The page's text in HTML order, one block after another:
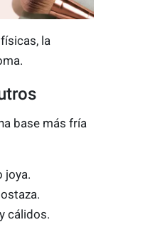
la
base más fría
joya.
cálidos.